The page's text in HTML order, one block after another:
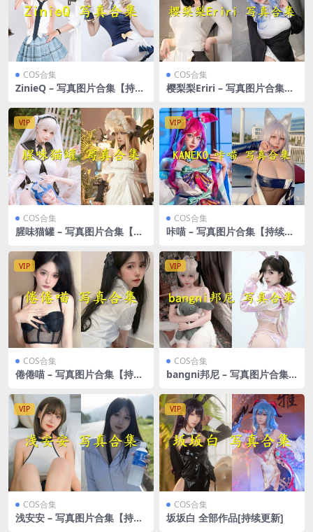
COS合集
ZinieQ – 写真图片合集【持续
COS合集
樱梨梨Eriri – 写真图片合集
VIP
COS合集
腥味猫罐 – 写真图片合集【持
VIP
COS合集
咔喵 – 写真图片合集【持续更
VIP
COS合集
倦倦喵 – 写真图片合集【持续
VIP
COS合集
bangni邦尼 – 写真图片合集
VIP
COS合集
浅安安 – 写真图片合集【持续
VIP
COS合集
坂坂白 全部作品[持续更新]